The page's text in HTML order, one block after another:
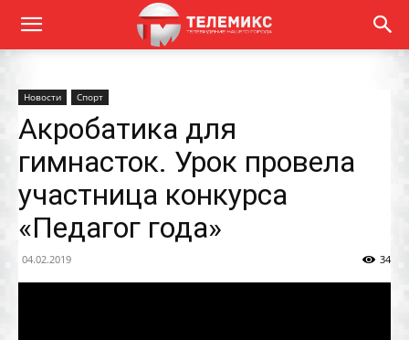
Новости Спорт
Акробатика для
гимнасток. Урок провела
участница конкурса
«Педагог года»
04.02.2019 34